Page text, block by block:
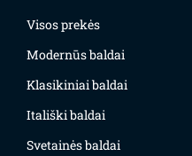
Visos prekės
Modernūs baldai
Klasikiniai baldai
Itališki baldai
Svetainės baldai